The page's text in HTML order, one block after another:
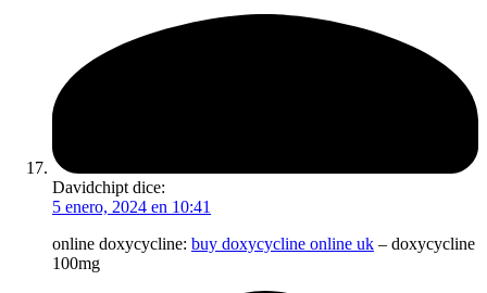
Davidchipt dice:
5 enero, 2024 en 10:41
online doxycycline: buy doxycycline online uk – doxycycline
100mg